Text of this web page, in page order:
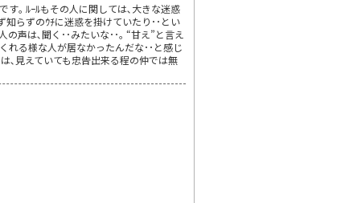
す｡ ﾙｰﾙもその人に関しては､大きな迷惑
らずのｳﾁに迷惑を掛けていたり･･とい
声は､聞く･･みたいな･･｡ “甘え”と言え
れる様な人が居なかったんだな･･と感じ
､見えていても忠告出来る程の仲では無